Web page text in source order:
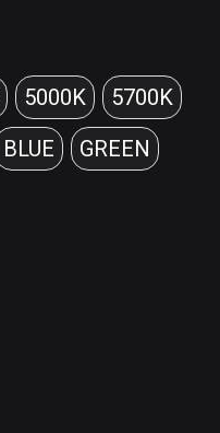
5000K
5700K
BLUE GREEN